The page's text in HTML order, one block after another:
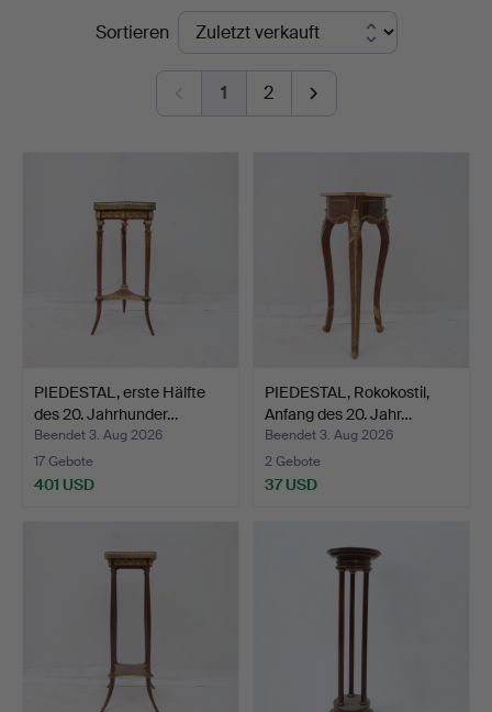
EndpreiseSortieren
1 2
PIEDESTAL, erste Hälfte
des 20. Jahrhunder…
Beendet 3. Aug 2026
17 Gebote
401 USD
PIEDESTAL, Rokokostil,
Anfang des 20. Jahr…
Beendet 3. Aug 2026
2 Gebote
37 USD